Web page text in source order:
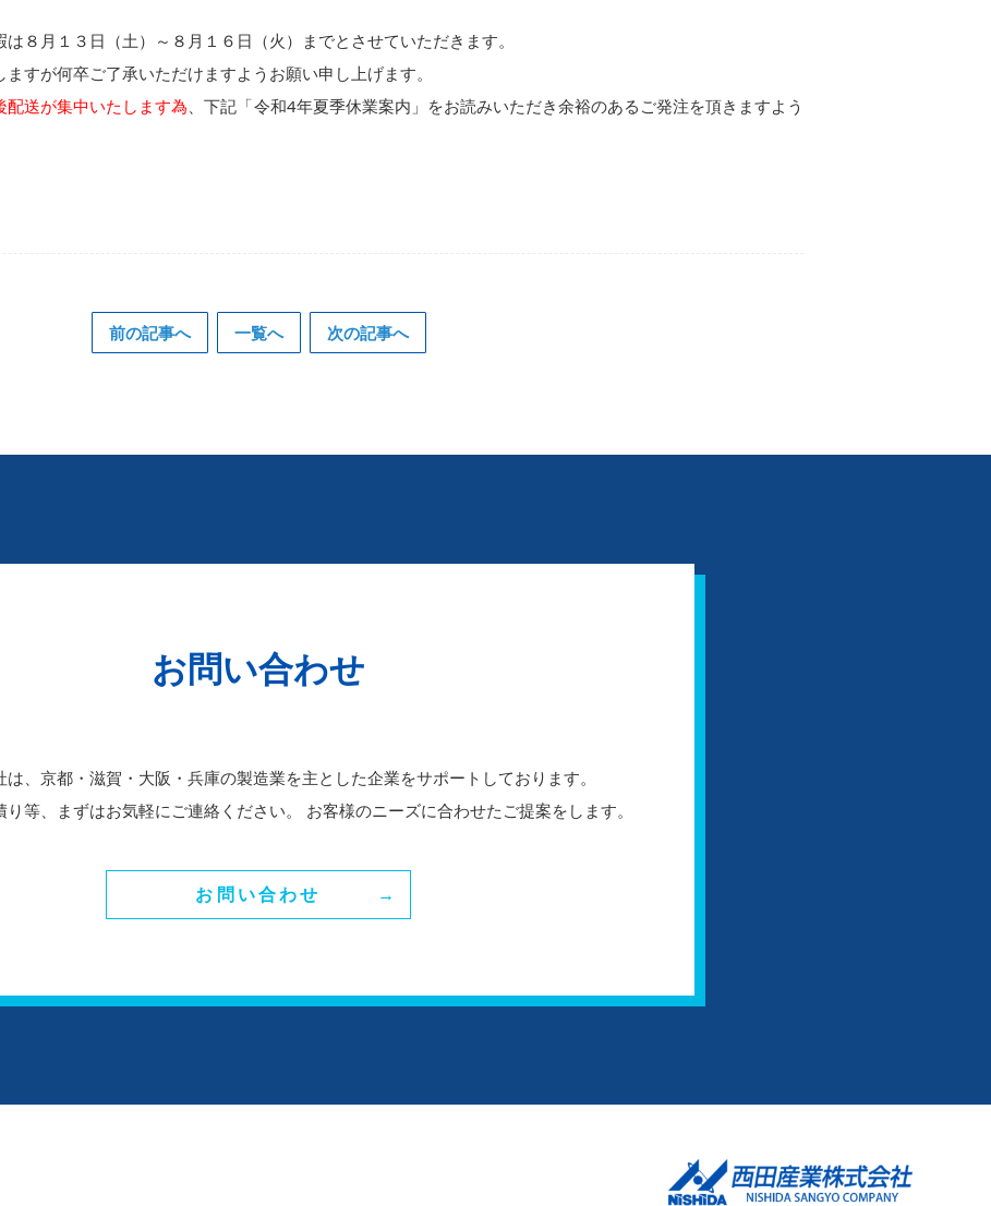
８月１３日（土）～８月１６日（火）までとさせていただきます。
すが何卒ご了承いただけますようお願い申し上げます。
配送が集中いたします為、下記「令和4年夏季休業案内」をお読みいただき余裕のあるご発注を頂きますよう
前の記事へ 一覧へ 次の記事へ
お問い合わせ
、京都・滋賀・大阪・兵庫の製造業を主とした企業をサポートしております。
り等、まずはお気軽にご連絡ください。 お客様のニーズに合わせたご提案をします。
お問い合わせ